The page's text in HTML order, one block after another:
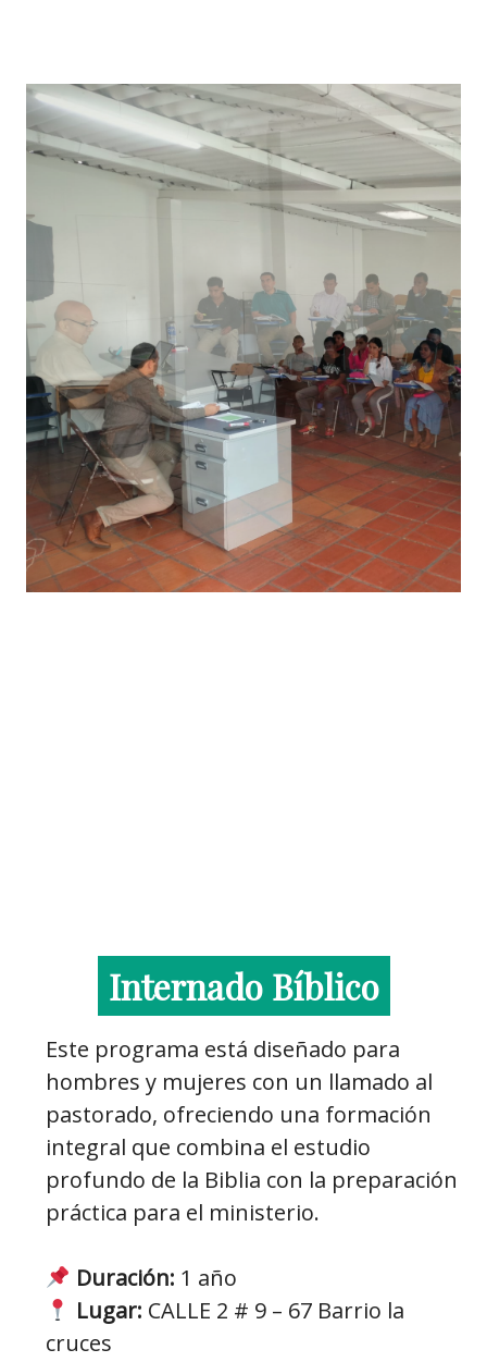
Internado Bíblico
Este programa está diseñado para
hombres y mujeres con un llamado al
pastorado, ofreciendo una formación
integral que combina el estudio
profundo de la Biblia con la preparación
práctica para el ministerio.
Duración: 1 año
Lugar: CALLE 2 # 9 – 67 Barrio la
cruces